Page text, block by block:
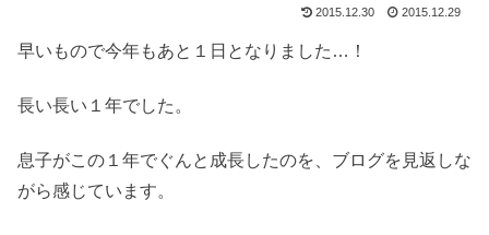
2015.12.30 2015.12.29
早いもので今年もあと１日となりました…！
長い長い１年でした。
息子がこの１年でぐんと成長したのを、ブログを見返しな
がら感じています。